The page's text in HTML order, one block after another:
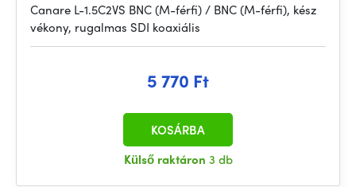
Canare L-1.5C2VS BNC (M-férfi) / BNC (M-férfi), kész
vékony, rugalmas SDI koaxiális
5 770 Ft
Külső raktáron 3 db
KOSÁRBA